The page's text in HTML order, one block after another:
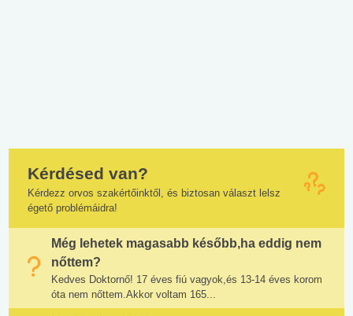
Kérdésed van?
Kérdezz orvos szakértőinktől, és biztosan választ lelsz
égető problémáidra!
Még lehetek magasabb később,ha eddig nem
nőttem?
Kedves Doktornő! 17 éves fiú vagyok,és 13-14 éves korom
óta nem nőttem.Akkor voltam 165...